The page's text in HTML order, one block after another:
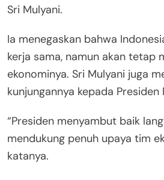
Sri Mulyani.
Ia menegaskan bahwa
kerja sama, namun akan tetap
ekonominya. Sri Mulyani juga
kunjungannya kepada Presiden
“Presiden menyambut baik
mendukung penuh upaya tim
katanya.